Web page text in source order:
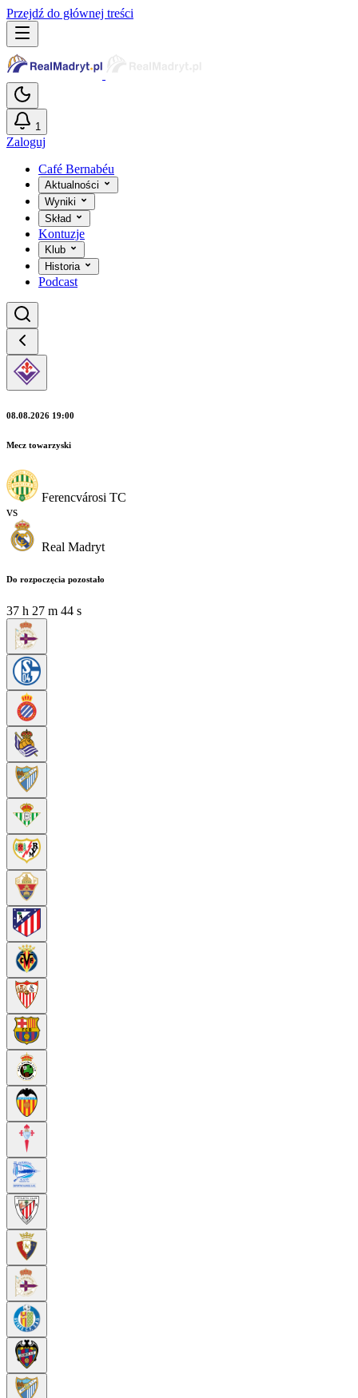
Przejdź do głównej treści
1
Zaloguj
Café Bernabéu
Aktualności
Wyniki
Skład
Kontuzje
Klub
Historia
Podcast
08.08.2026 19:00
Mecz towarzyski
Ferencvárosi TC
vs
Real Madryt
Do rozpoczęcia pozostało
37 h 27 m 44 s